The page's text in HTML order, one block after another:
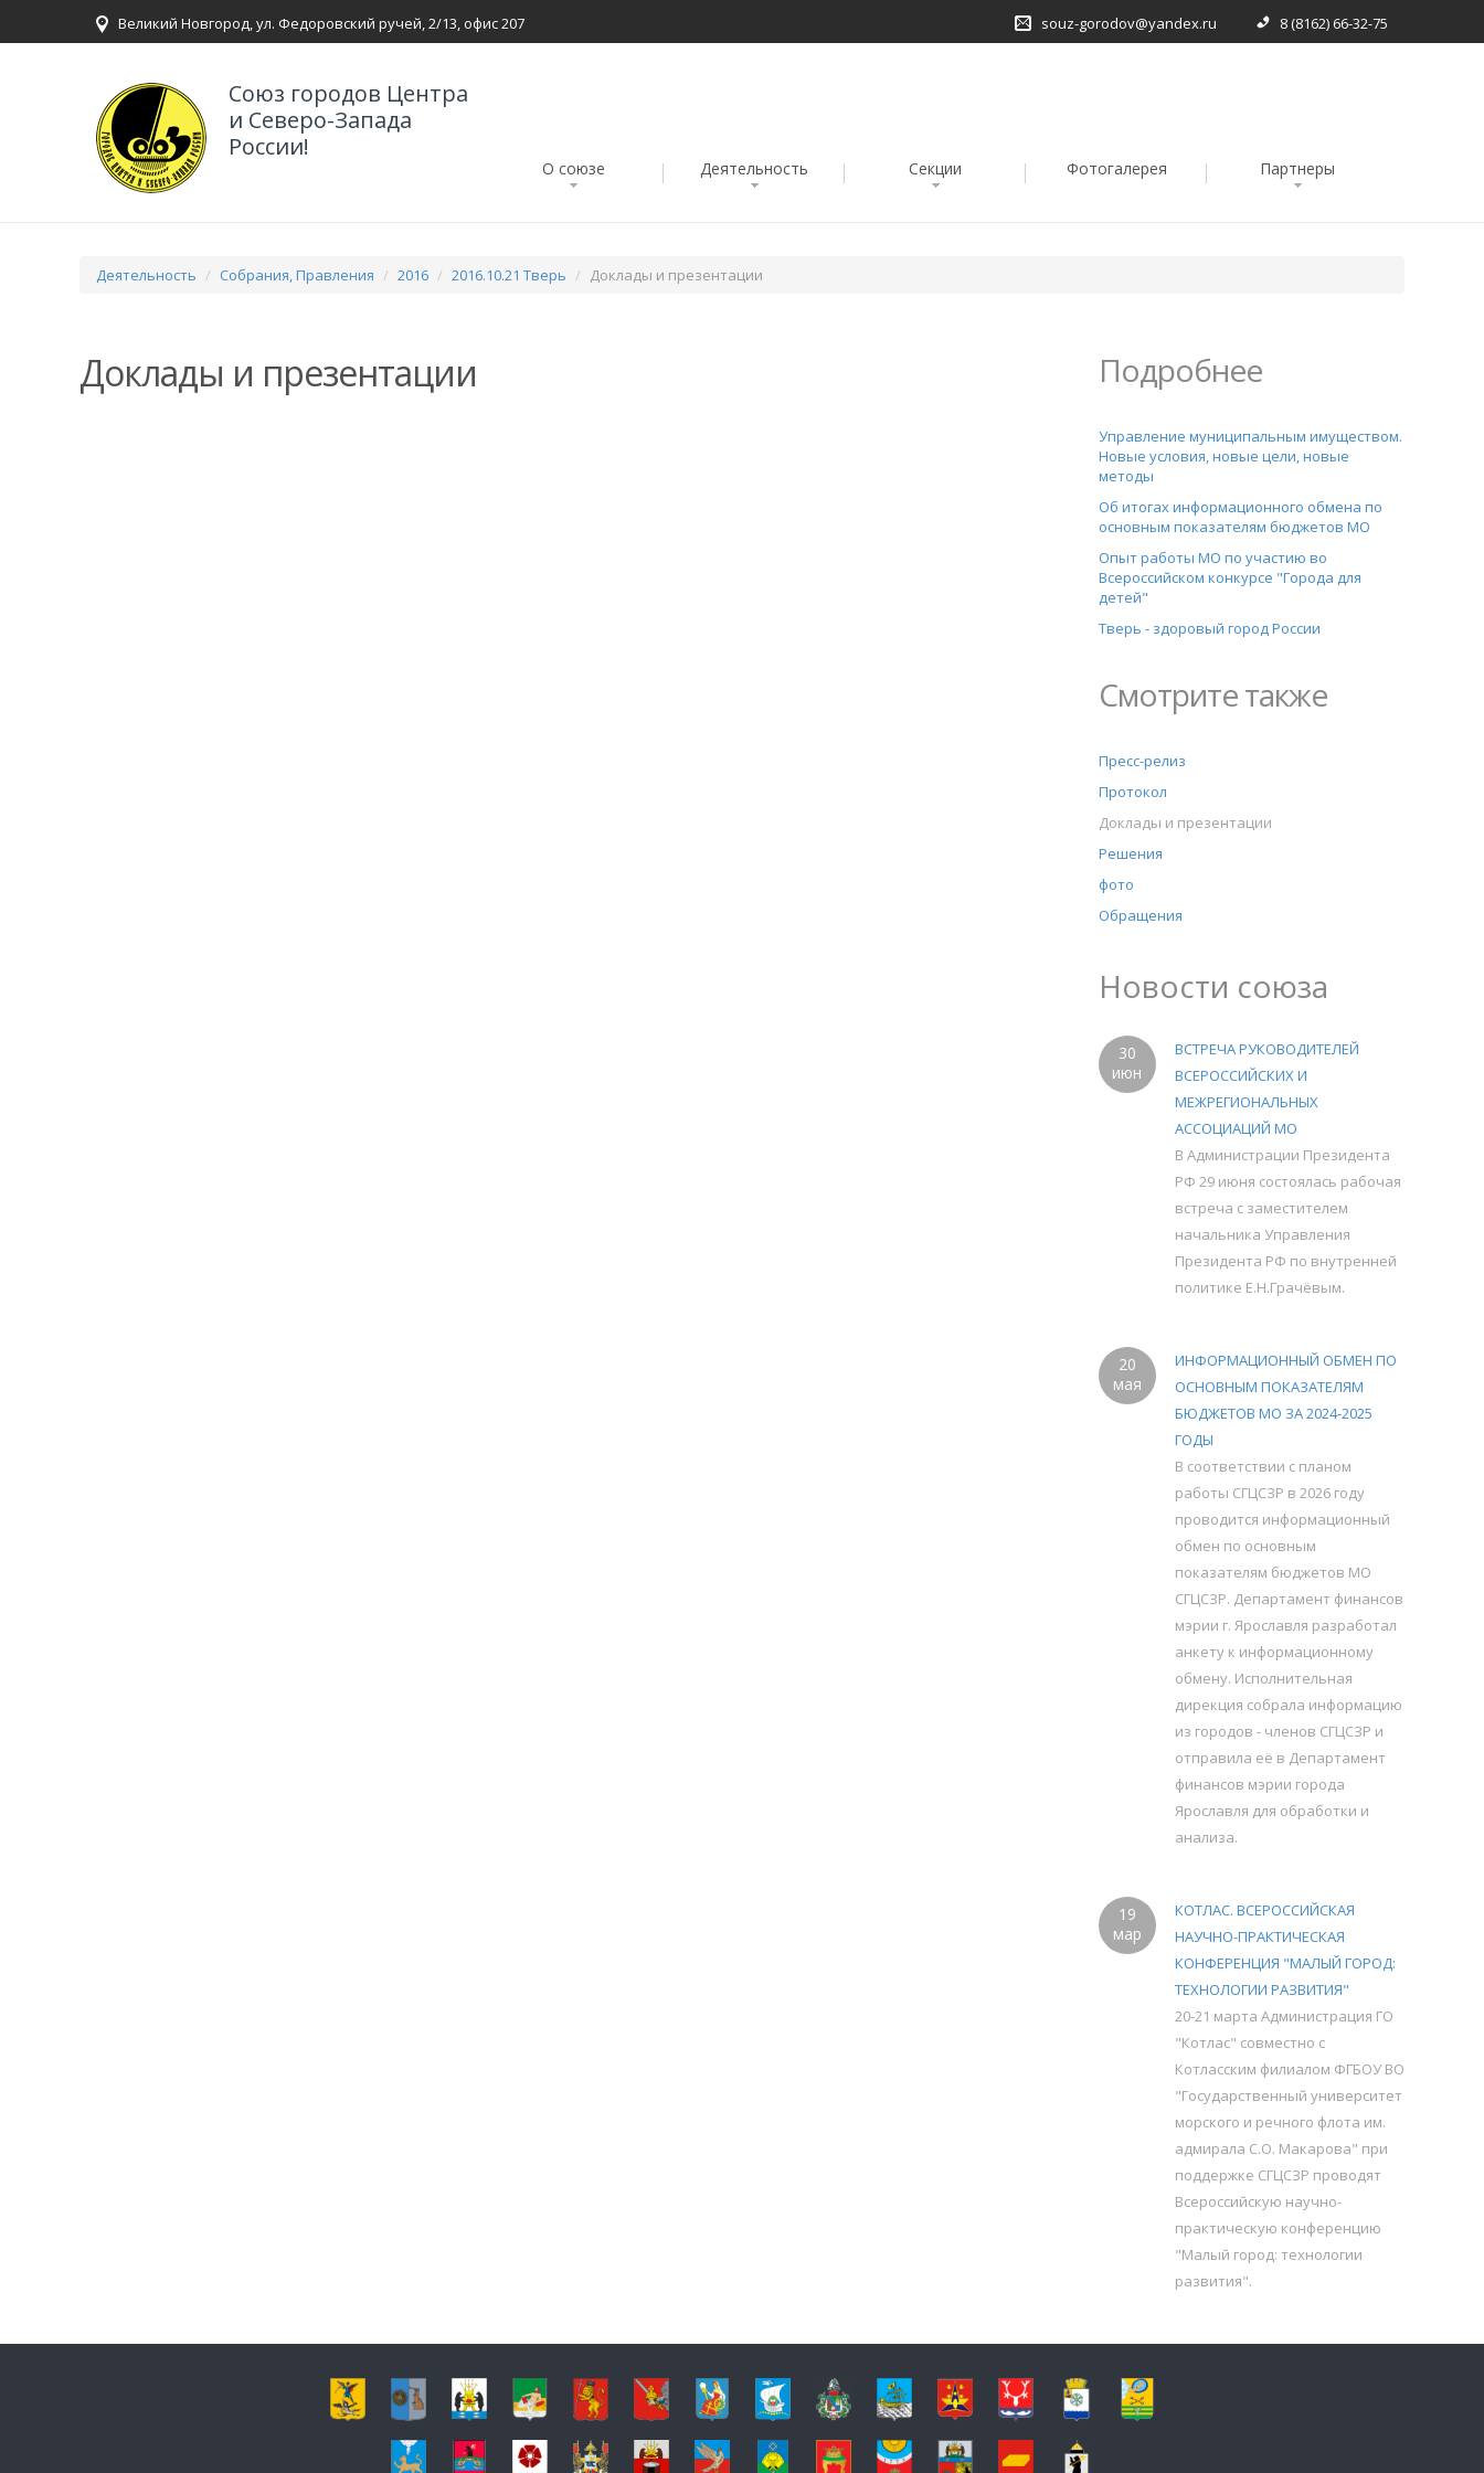
Великий Новгород, ул. Федоровский ручей, 2/13, офис 207 souz-gorodov@yandex.ru 8 (8162) 66-32-75
Союз городов Центра
и Северо-Запада
России!
О союзе Деятельность Секции Фотогалерея Партнеры
Деятельность Собрания, Правления 2016 2016.10.21 Тверь Доклады и презентации
Доклады и презентации Подробнее
Управление муниципальным имуществом.
Новые условия, новые цели, новые
методы
Об итогах информационного обмена по
основным показателям бюджетов МО
Опыт работы МО по участию во
Всероссийском конкурсе "Города для
детей"
Тверь - здоровый город России
Смотрите также
Пресс-релиз
Протокол
Доклады и презентации
Решения
фото
Обращения
Новости союза
30
июн
ВСТРЕЧА РУКОВОДИТЕЛЕЙ
ВСЕРОССИЙСКИХ И
МЕЖРЕГИОНАЛЬНЫХ
АССОЦИАЦИЙ МО
В Администрации Президента
РФ 29 июня состоялась рабочая
встреча с заместителем
начальника Управления
Президента РФ по внутренней
политике Е.Н.Грачёвым.
20
мая
ИНФОРМАЦИОННЫЙ ОБМЕН ПО
ОСНОВНЫМ ПОКАЗАТЕЛЯМ
БЮДЖЕТОВ МО ЗА 2024-2025
ГОДЫ
В соответствии с планом
работы СГЦСЗР в 2026 году
проводится информационный
обмен по основным
показателям бюджетов МО
СГЦСЗР. Департамент финансов
мэрии г. Ярославля разработал
анкету к информационному
обмену. Исполнительная
дирекция собрала информацию
из городов - членов СГЦСЗР и
отправила её в Департамент
финансов мэрии города
Ярославля для обработки и
анализа.
19
мар
КОТЛАС. ВСЕРОССИЙСКАЯ
НАУЧНО-ПРАКТИЧЕСКАЯ
КОНФЕРЕНЦИЯ "МАЛЫЙ ГОРОД:
ТЕХНОЛОГИИ РАЗВИТИЯ"
20-21 марта Администрация ГО
"Котлас" совместно с
Котласским филиалом ФГБОУ ВО
"Государственный университет
морского и речного флота им.
адмирала С.О. Макарова" при
поддержке СГЦСЗР проводят
Всероссийскую научно-
практическую конференцию
"Малый город: технологии
развития".